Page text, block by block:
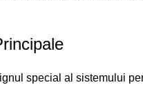
special al sistemului